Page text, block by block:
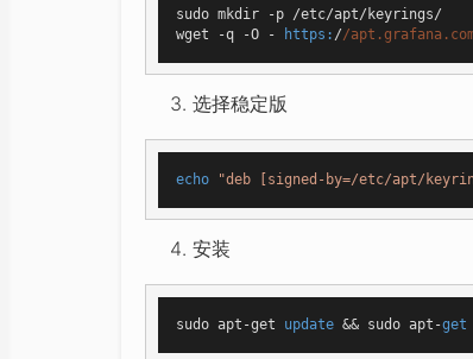
sudo mkdir -p /etc/apt/keyrings/
wget -q -O -
https: //
选择稳定版
echo "deb [signed-by=/etc/apt/
安装
sudo apt-get update && sudo apt-get